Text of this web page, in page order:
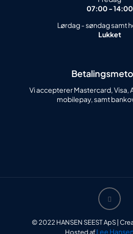
07:00 - 14:00
Lørdag - søndag samt
Lukket
Vi accepterer Mastercard, Visa,
mobilepay, samt
© 2022 HANSEN SEEST ApS |
Hosted afLee